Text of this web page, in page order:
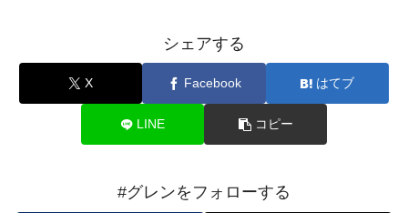
シェアする
X Facebook はてブ
LINE コピー
#グレンをフォローする